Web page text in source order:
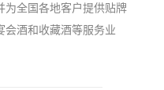
为全国各地客户提供贴牌
会酒和收藏酒等服务业